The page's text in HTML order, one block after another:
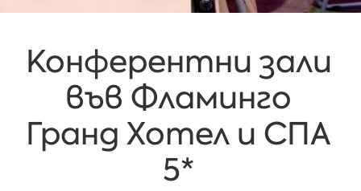
Конферентни зали
във Фламинго
Гранд Хотел и СПА
5*